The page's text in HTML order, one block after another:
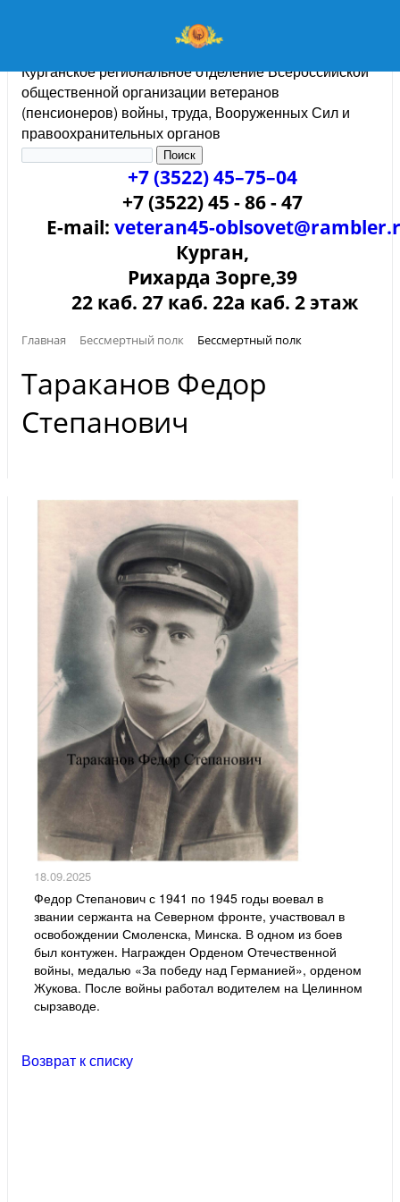
Курганское региональное отделение Всероссийской
общественной организации ветеранов
(пенсионеров) войны, труда, Вооруженных Сил и
правоохранительных органов
+7 (3522) 45–75–04
+7 (3522) 45 - 86 - 47
E-mail: veteran45-
Курган,
Рихарда Зорге,39
22 каб. 27 каб. 22а каб. 2 этаж
Главная Бессмертный полк Бессмертный полк
Тараканов Федор
Степанович
18.09.2025
Федор Степанович с 1941 по 1945 годы воевал в
звании сержанта на Северном фронте, участвовал в
освобождении Смоленска, Минска. В одном из боев
был контужен. Награжден Орденом Отечественной
войны, медалью «За победу над Германией», орденом
Жукова. После войны работал водителем на Целинном
сырзаводе.
Возврат к списку